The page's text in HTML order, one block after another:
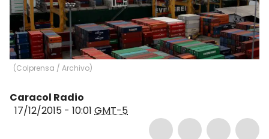
(Colprensa / Archivo)
Caracol Radio
17/12/2015 - 10:01 GMT-5